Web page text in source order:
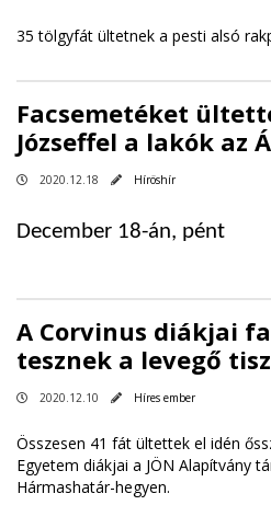
35 tölgyfát ültetnek a pesti alsó
Facsemetéket
Józseffel a lakók az
2020.12.18 Híröshír
December 18-án, pént
A Corvinus diákjai
tesznek a levegő
2020.12.10 Híres ember
Összesen 41 fát ültettek el idén
Egyetem diákjai a JÖN Alapítvány
Hármashatár-hegyen.